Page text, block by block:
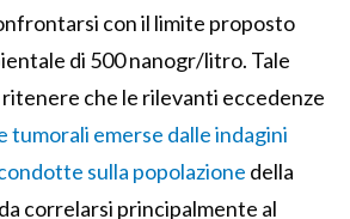
con il limite proposto
di 500 nanogr/litro. Tale
che le rilevanti eccedenze
tumorali emerse dalle indagini
sulla popolazione della
correlarsi principalmente al